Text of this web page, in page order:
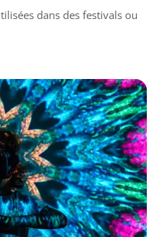
dans des festivals ou